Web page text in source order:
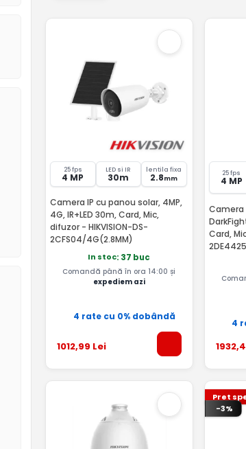
25 fps
4 MP
LED si IR
30m
lentila fixa
2.8mm
Camera IP cu panou solar, 4MP,
4G, IR+LED 30m, Card, Mic,
difuzor - HIKVISION-DS-
2CFS04/4G(2.8MM)
In stoc: 37 buc
Comandă până în ora 14:00 și
expediem azi
4 rate cu 0% dobândă
1012,99 Lei
25 fps
4 MP
Camera
Card,
4
1932
Pret
-3%